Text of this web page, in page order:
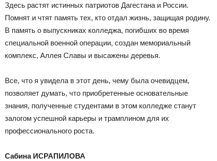
Здесь растят истинных патриотов Дагестана и России.
Помнят и чтят память тех, кто отдал жизнь, защищая родину.
В память о выпускниках колледжа, погибших во время
специальной военной операции, создан мемориальный
комплекс, Аллея Славы и высажены деревья.
Все, что я увидела в этот день, чему была очевидцем,
позволяет думать, что приобретенные основательные
знания, полученные студентами в этом колледже станут
залогом успешной карьеры и трамплином для их
профессионального роста.
Сабина ИСРАПИЛОВА